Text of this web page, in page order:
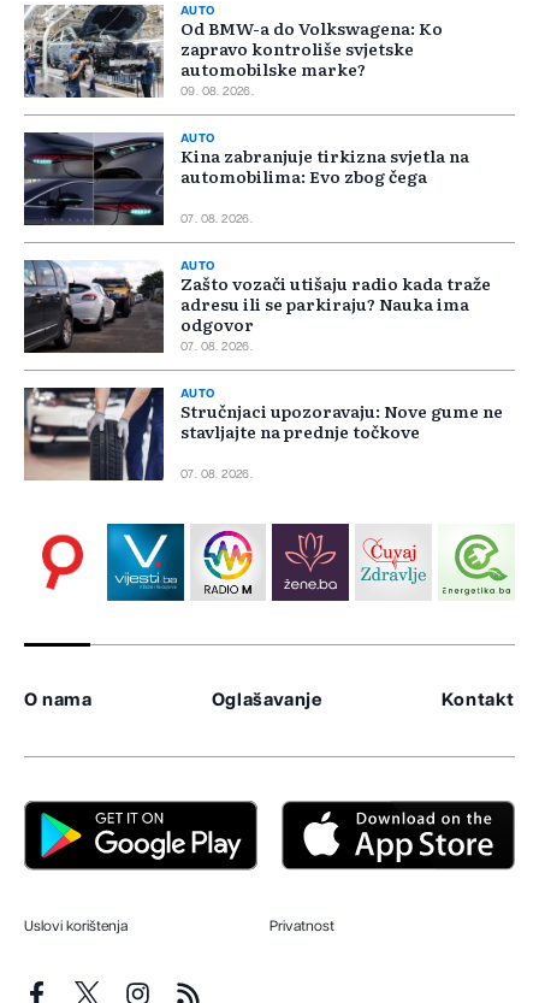
AUTO
Od BMW-a do Volkswagena: Ko
zapravo kontroliše svjetske
automobilske marke?
09. 08. 2026.
AUTO
Kina zabranjuje tirkizna svjetla na
automobilima: Evo zbog čega
07. 08. 2026.
AUTO
Zašto vozači utišaju radio kada traže
adresu ili se parkiraju? Nauka ima
odgovor
07. 08. 2026.
AUTO
Stručnjaci upozoravaju: Nove gume ne
stavljajte na prednje točkove
07. 08. 2026.
O nama Oglašavanje Kontakt
Uslovi korištenja Privatnost